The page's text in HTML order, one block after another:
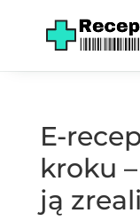
E-
kroku
ją